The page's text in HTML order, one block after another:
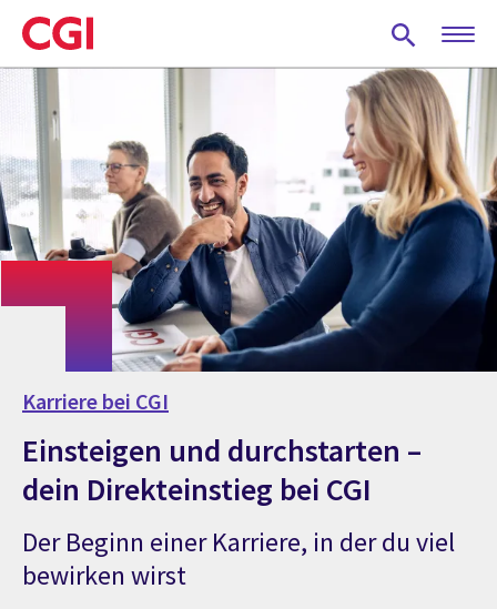
Skip
to
main
content
Karriere bei CGI
Einsteigen und durchstarten –
dein Direkteinstieg bei CGI
Der Beginn einer Karriere, in der du viel
bewirken wirst